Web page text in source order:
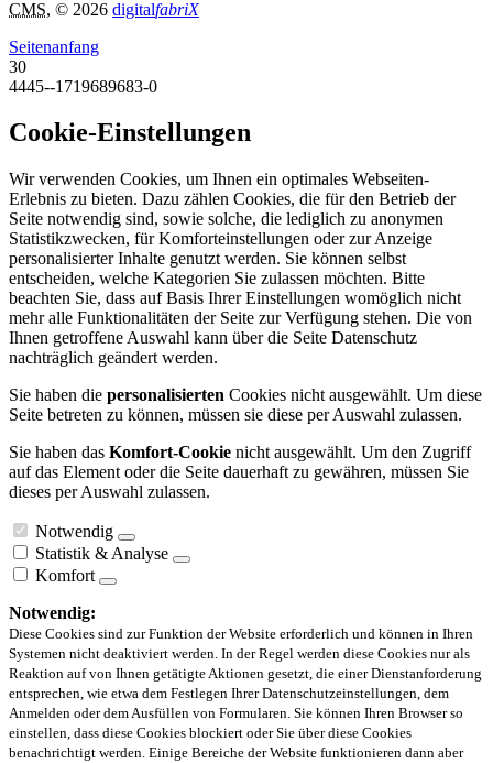
CMS, © 2026 digitalfabriX
Seitenanfang
30
4445--1719689683-0
Cookie-Einstellungen
Wir verwenden Cookies, um Ihnen ein optimales Webseiten-
Erlebnis zu bieten. Dazu zählen Cookies, die für den Betrieb der
Seite notwendig sind, sowie solche, die lediglich zu anonymen
Statistikzwecken, für Komforteinstellungen oder zur Anzeige
personalisierter Inhalte genutzt werden. Sie können selbst
entscheiden, welche Kategorien Sie zulassen möchten. Bitte
beachten Sie, dass auf Basis Ihrer Einstellungen womöglich nicht
mehr alle Funktionalitäten der Seite zur Verfügung stehen. Die von
Ihnen getroffene Auswahl kann über die Seite Datenschutz
nachträglich geändert werden.
Sie haben die personalisierten Cookies nicht ausgewählt. Um diese
Seite betreten zu können, müssen sie diese per Auswahl zulassen.
Sie haben das Komfort-Cookie nicht ausgewählt. Um den Zugriff
auf das Element oder die Seite dauerhaft zu gewähren, müssen Sie
dieses per Auswahl zulassen.
Notwendig
Statistik & Analyse
Komfort
Notwendig:
Diese Cookies sind zur Funktion der Website erforderlich und können in Ihren
Systemen nicht deaktiviert werden. In der Regel werden diese Cookies nur als
Reaktion auf von Ihnen getätigte Aktionen gesetzt, die einer Dienstanforderung
entsprechen, wie etwa dem Festlegen Ihrer Datenschutzeinstellungen, dem
Anmelden oder dem Ausfüllen von Formularen. Sie können Ihren Browser so
einstellen, dass diese Cookies blockiert oder Sie über diese Cookies
benachrichtigt werden. Einige Bereiche der Website funktionieren dann aber